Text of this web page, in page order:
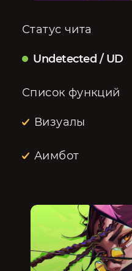
Статус чита
Undetected / UD
Список функций
Визуалы
Аимбот